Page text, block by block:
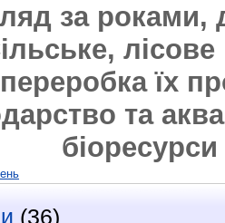
за
переробка їх
та
(36)